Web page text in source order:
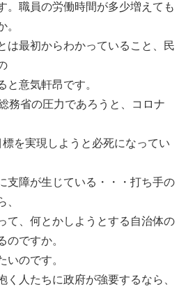
。職員の労働時間が多少増えても
。
は最初からわかっていること、民
と意気軒昂です。
務省の圧力であろうと、コロナ
を実現しようと必死になってい
支障が生じている・・・打ち手の
、
て、何とかしようとする自治体の
のですか。
いのです。
く人たちに政府が強要するなら、